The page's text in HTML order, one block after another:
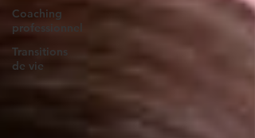
Coaching
professionnel
Transitions
de vie